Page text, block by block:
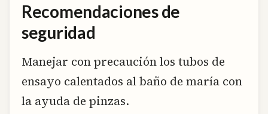
Recomendaciones de
seguridad
Manejar con precaución los tubos de
ensayo calentados al baño de maría con
la ayuda de pinzas.